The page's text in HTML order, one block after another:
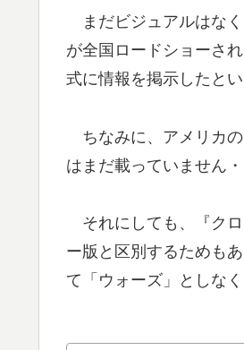
まだビジュアルはなく
が全国ロードショーさ
式に情報を掲示したと
ちなみに、アメリカ
はまだ載っていません・
それにしても、『クロ
ー版と区別するためも
て「ウォーズ」としな